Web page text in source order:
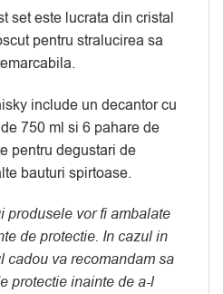
set este lucrata din cristal
pentru stralucirea sa
include un decantor cu
750 ml si 6 pahare de
pentru degustari de
bauturi spirtoase.
produsele vor fi ambalate
de protectie. In cazul in
cadou va recomandam sa
protectie inainte de a-l